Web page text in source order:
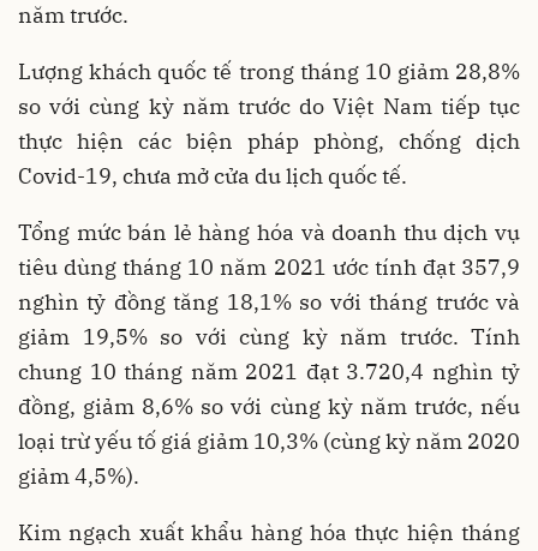
năm trước.
Lượng khách quốc tế trong tháng 10 giảm 28,8%
so với cùng kỳ năm trước do Việt Nam tiếp tục
thực hiện các biện pháp phòng, chống dịch
Covid-19, chưa mở cửa du lịch quốc tế.
Tổng mức bán lẻ hàng hóa và doanh thu dịch vụ
tiêu dùng tháng 10 năm 2021 ước tính đạt 357,9
nghìn tỷ đồng tăng 18,1% so với tháng trước và
giảm 19,5% so với cùng kỳ năm trước. Tính
chung 10 tháng năm 2021 đạt 3.720,4 nghìn tỷ
đồng, giảm 8,6% so với cùng kỳ năm trước, nếu
loại trừ yếu tố giá giảm 10,3% (cùng kỳ năm 2020
giảm 4,5%).
Kim ngạch xuất khẩu hàng hóa thực hiện tháng